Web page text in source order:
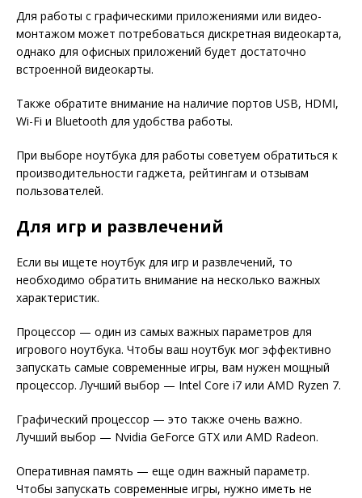
Для работы с графическими приложениями или видео-
монтажом может потребоваться дискретная видеокарта,
однако для офисных приложений будет достаточно
встроенной видеокарты.
Также обратите внимание на наличие портов USB, HDMI,
Wi-Fi и Bluetooth для удобства работы.
При выборе ноутбука для работы советуем обратиться к
производительности гаджета, рейтингам и отзывам
пользователей.
Для игр и развлечений
Если вы ищете ноутбук для игр и развлечений, то
необходимо обратить внимание на несколько важных
характеристик.
Процессор — один из самых важных параметров для
игрового ноутбука. Чтобы ваш ноутбук мог эффективно
запускать самые современные игры, вам нужен мощный
процессор. Лучший выбор — Intel Core i7 или AMD Ryzen 7.
Графический процессор — это также очень важно.
Лучший выбор — Nvidia GeForce GTX или AMD Radeon.
Оперативная память — еще один важный параметр.
Чтобы запускать современные игры, нужно иметь не